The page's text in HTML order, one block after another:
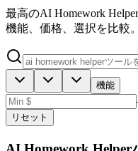
最高のAI Homework
機能、価格、選択を比較。
機能
リセット